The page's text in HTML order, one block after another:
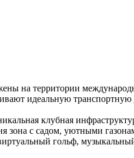
на территории
идеальную
клубная
зона с садом, уютными
гольф,